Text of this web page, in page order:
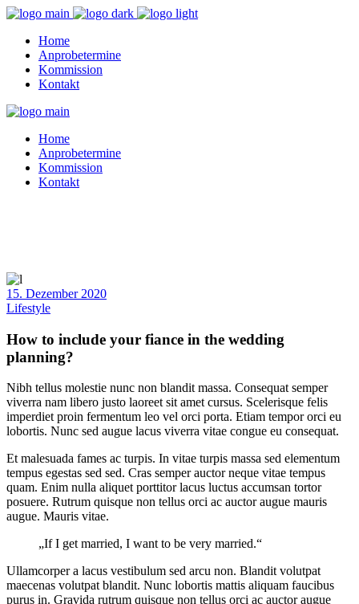
Home
Anprobetermine
Kommission
Kontakt
Home
Anprobetermine
Kommission
Kontakt
15. Dezember 2020
Lifestyle
How to include your fiance in the wedding
planning?
Nibh tellus molestie nunc non blandit massa. Consequat semper
viverra nam libero justo laoreet sit amet cursus. Scelerisque felis
imperdiet proin fermentum leo vel orci porta. Etiam tempor orci eu
lobortis. Nunc sed augue lacus viverra vitae congue eu consequat.
Et malesuada fames ac turpis. In vitae turpis massa sed elementum
tempus egestas sed sed. Cras semper auctor neque vitae tempus
quam. Enim nulla aliquet porttitor lacus luctus accumsan tortor
posuere. Rutrum quisque non tellus orci ac auctor augue mauris
augue. Mauris vitae.
„If I get married, I want to be very married.“
Ullamcorper a lacus vestibulum sed arcu non. Blandit volutpat
maecenas volutpat blandit. Nunc lobortis mattis aliquam faucibus
purus in. Gravida rutrum quisque non tellus orci ac auctor augue